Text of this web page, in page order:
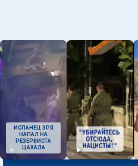
ИСПАНЕЦ ЗРЯ
НАПАЛ НА
РЕЗЕРВИСТА
ЦАХАЛА